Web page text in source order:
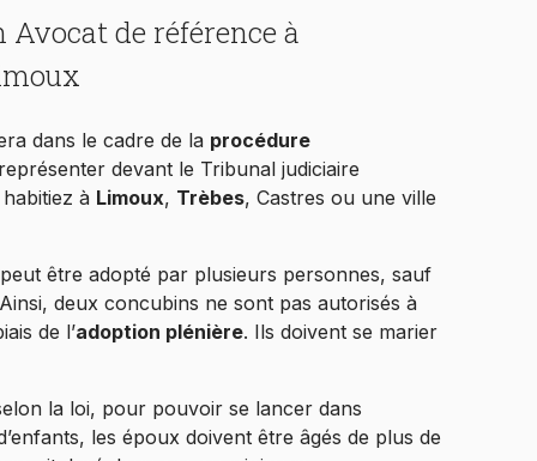
Avocat de référence à
dans le cadre de la procédure
devant le Tribunal judiciaire
à Limoux, Trèbes, Castres ou une ville
être adopté par plusieurs personnes, sauf
Ainsi, deux concubins ne sont pas autorisés à
de l’adoption plénière. Ils doivent se marier
la loi, pour pouvoir se lancer dans
les époux doivent être âgés de plus de